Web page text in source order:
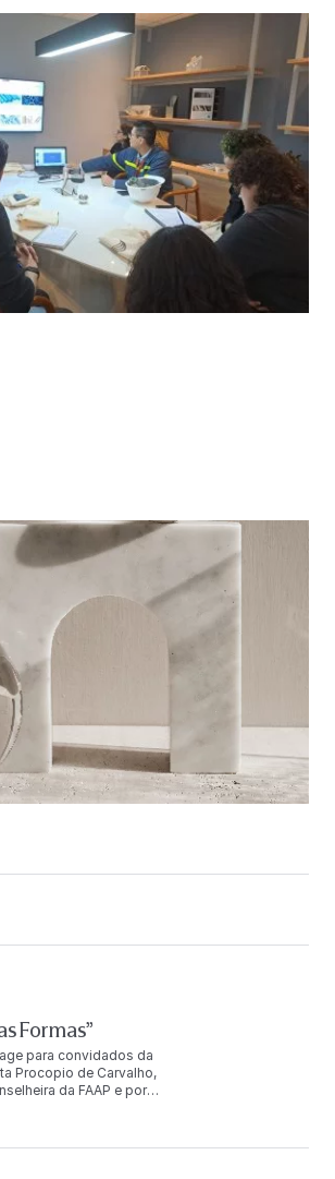
Formas”
para convidados da
Procopio de Carvalho,
da FAAP e por